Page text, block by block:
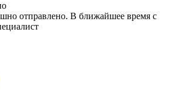
отправлено. В ближайшее время с